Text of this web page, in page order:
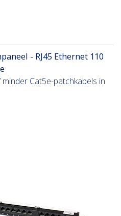
- RJ45 Ethernet 110
Cat5e-patchkabels in